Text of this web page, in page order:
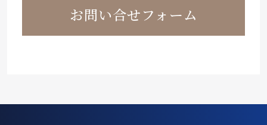
お問い合せフォーム